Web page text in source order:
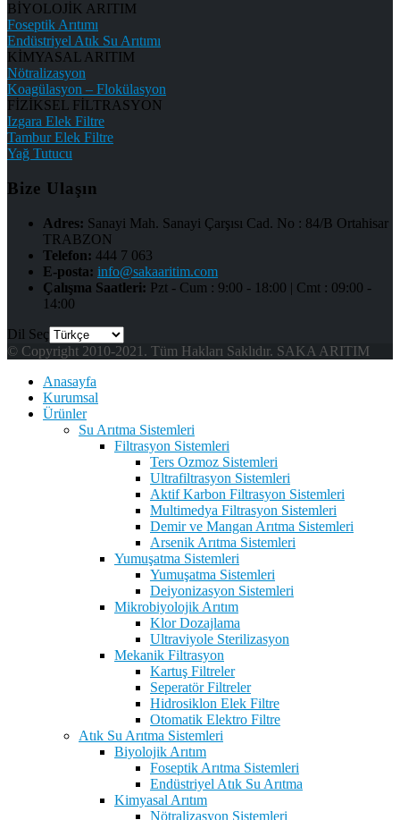
BİYOLOJİK ARITIM
Foseptik Arıtımı
Endüstriyel Atık Su Arıtımı
KİMYASAL ARITIM
Nötralizasyon
Koagülasyon – Flokülasyon
FİZİKSEL FİLTRASYON
Izgara Elek Filtre
Tambur Elek Filtre
Yağ Tutucu
Bize Ulaşın
Adres: Sanayi Mah. Sanayi Çarşısı Cad. No : 84/B Ortahisar
TRABZON
Telefon: 444 7 063
E-posta: info@sakaaritim.com
Çalışma Saatleri: Pzt - Cum : 9:00 - 18:00 | Cmt : 09:00 -
14:00
Dil Seç
© Copyright 2010-2021. Tüm Hakları Saklıdır. SAKA ARITIM
Anasayfa
Kurumsal
Ürünler
Su Arıtma Sistemleri
Filtrasyon Sistemleri
Ters Ozmoz Sistemleri
Ultrafiltrasyon Sistemleri
Aktif Karbon Filtrasyon Sistemleri
Multimedya Filtrasyon Sistemleri
Demir ve Mangan Arıtma Sistemleri
Arsenik Arıtma Sistemleri
Yumuşatma Sistemleri
Yumuşatma Sistemleri
Deiyonizasyon Sistemleri
Mikrobiyolojik Arıtım
Klor Dozajlama
Ultraviyole Sterilizasyon
Mekanik Filtrasyon
Kartuş Filtreler
Seperatör Filtreler
Hidrosiklon Elek Filtre
Otomatik Elektro Filtre
Atık Su Arıtma Sistemleri
Biyolojik Arıtım
Foseptik Arıtma Sistemleri
Endüstriyel Atık Su Arıtma
Kimyasal Arıtım
Nötralizasyon Sistemleri